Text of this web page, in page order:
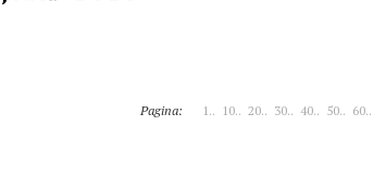
Pagina: 1.. 10.. 20.. 30.. 40.. 50.. 60..